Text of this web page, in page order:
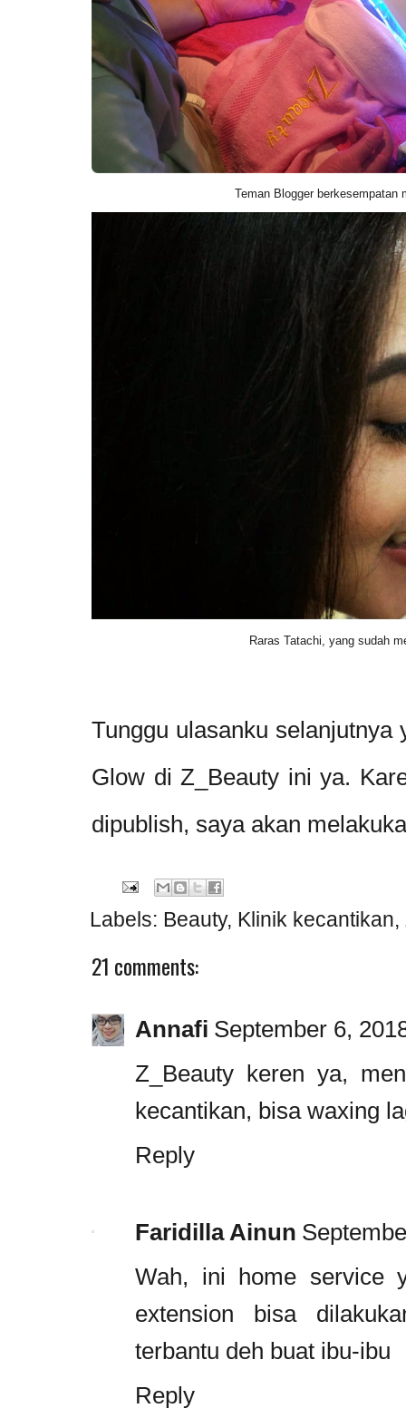
Teman Blogger berkesempatan
Raras Tatachi, yang sudah
Tunggu ulasanku
Glow di Z_Beauty ini ya.
dipublish, saya akan
Labels: Beauty, Klinik kecantikan,
21 comments:
Annafi September 6,
Z_Beauty keren ya,
kecantikan, bisa waxing
Reply
Faridilla Ainun
Wah, ini home service
extension bisa
terbantu deh buat ibu-ibu
Reply